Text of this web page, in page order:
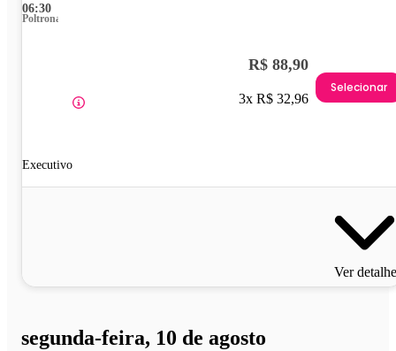
06:30
Poltrona
Executivo
R$ 88,90
3x R$ 32,96
Selecionar
Ver
segunda-feira, 10 de agosto